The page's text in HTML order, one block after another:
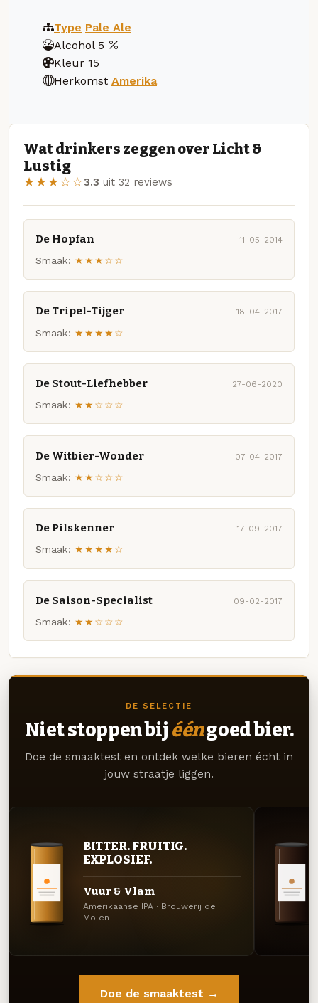
Type Pale Ale
Alcohol 5
Kleur 15
Herkomst Amerika
Wat drinkers zeggen over Licht &
Lustig
★★★☆☆3.3 uit 32 reviews
De Hopfan 11-05-2014
Smaak: ★★★☆☆
De Tripel-Tijger 18-04-2017
Smaak: ★★★★☆
De Stout-Liefhebber 27-06-2020
Smaak: ★★☆☆☆
De Witbier-Wonder 07-04-2017
Smaak: ★★☆☆☆
De Pilskenner 17-09-2017
Smaak: ★★★★☆
De Saison-Specialist 09-02-2017
Smaak: ★★☆☆☆
DE SELECTIE
Niet stoppen bij ééngoed bier.
Doe de smaaktest en ontdek welke bieren écht in
jouw straatje liggen.
BITTER. FRUITIG.
EXPLOSIEF.
Vuur & Vlam
Amerikaanse IPA · Brouwerij de
Molen
Doe de smaaktest →